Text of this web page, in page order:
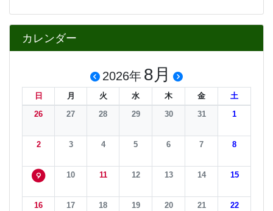
カレンダー
2026年 8月
日 月 火 水 木 金
土
26
27 28 29 30 31 1
2 3 4 5 6 7 8
9 10 11 12 13 14 15
16 17 18 19 20 21 22